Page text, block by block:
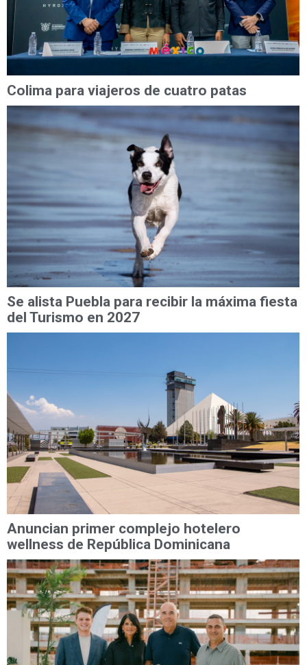
Colima para viajeros de cuatro patas
Se alista Puebla para recibir la máxima fiesta
del Turismo en 2027
Anuncian primer complejo hotelero
wellness de República Dominicana